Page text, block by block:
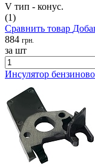
V тип - конус.
(1)
Сравнить товар
884 грн.
за шт
Инсулятор